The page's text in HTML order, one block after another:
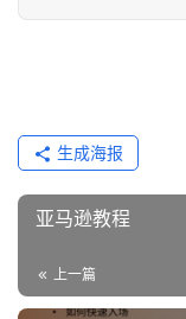
生成海报
亚马逊教程
上一篇